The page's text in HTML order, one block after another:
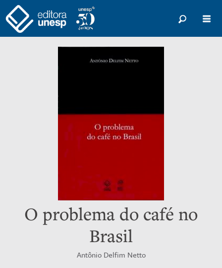
O problema do café no
Brasil
Antônio Delfim Netto